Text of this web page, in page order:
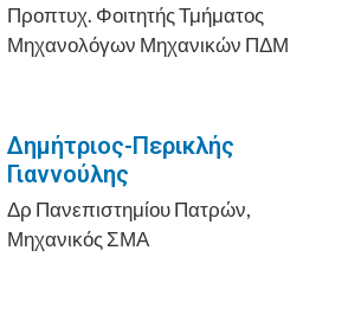
Προπτυχ. Φοιτητής Τμήματος
Μηχανολόγων Μηχανικών ΠΔΜ
Δημήτριος-Περικλής
Γιαννούλης
Δρ Πανεπιστημίου Πατρών,
Μηχανικός ΣΜΑ